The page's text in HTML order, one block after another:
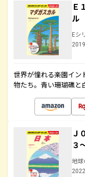
Ｅ
ル
Eシ
世界が憧れる楽園イン
物たち。青い珊瑚礁と
Ｊ
３
地球